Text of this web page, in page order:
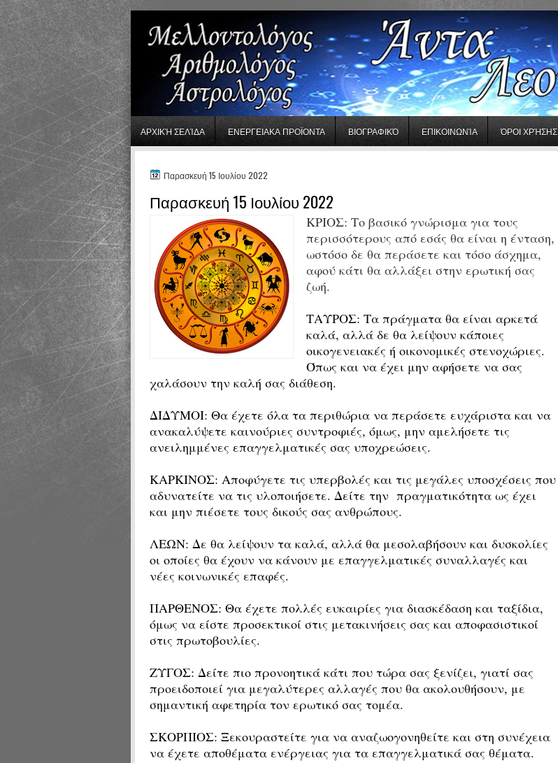
ΑΡΧΙΚΉ ΣΕΛΊΔΑ ΕΝΕΡΓΕΙΑΚΑ ΠΡΟΪΟΝΤΑ ΒΙΟΓΡΑΦΙΚΌ ΕΠΙΚΟΙΝΩΝΊΑ ΌΡΟΙ ΧΡΉΣΗΣ
Παρασκευή 15 Ιουλίου 2022
Παρασκευή 15 Ιουλίου 2022
ΚΡΙΟΣ: Το βασικό γνώρισμα για τους
περισσότερους από εσάς θα είναι η ένταση,
ωστόσο δε θα περάσετε και τόσο άσχημα,
αφού κάτι θα αλλάξει στην ερωτική σας
ζωή.
ΤΑΥΡΟΣ: Τα πράγματα θα είναι αρκετά
καλά, αλλά δε θα λείψουν κάποιες
οικογενειακές ή οικονομικές στενοχώριες.
Όπως και να έχει μην αφήσετε να σας
χαλάσουν την καλή σας διάθεση.
ΔΙΔΥΜΟΙ: Θα έχετε όλα τα περιθώρια να περάσετε ευχάριστα και να
ανακαλύψετε καινούριες συντροφιές, όμως, μην αμελήσετε τις
ανειλημμένες επαγγελματικές σας υποχρεώσεις.
ΚΑΡΚΙΝΟΣ: Αποφύγετε τις υπερβολές και τις μεγάλες υποσχέσεις που
αδυνατείτε να τις υλοποιήσετε. Δείτε την πραγματικότητα ως έχει
και μην πιέσετε τους δικούς σας ανθρώπους.
ΛΕΩΝ: Δε θα λείψουν τα καλά, αλλά θα μεσολαβήσουν και δυσκολίες
οι οποίες θα έχουν να κάνουν με επαγγελματικές συναλλαγές και
νέες κοινωνικές επαφές.
ΠΑΡΘΕΝΟΣ: Θα έχετε πολλές ευκαιρίες για διασκέδαση και ταξίδια,
όμως να είστε προσεκτικοί στις μετακινήσεις σας και αποφασιστικοί
στις πρωτοβουλίες.
ΖΥΓΟΣ: Δείτε πιο προνοητικά κάτι που τώρα σας ξενίζει, γιατί σας
προειδοποιεί για μεγαλύτερες αλλαγές που θα ακολουθήσουν, με
σημαντική αφετηρία τον ερωτικό σας τομέα.
ΣΚΟΡΠΙΟΣ: Ξεκουραστείτε για να αναζωογονηθείτε και στη συνέχεια
να έχετε αποθέματα ενέργειας για τα επαγγελματικά σας θέματα.